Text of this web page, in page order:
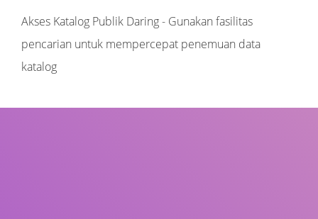
Akses Katalog Publik Daring - Gunakan fasilitas
pencarian untuk mempercepat penemuan data
katalog